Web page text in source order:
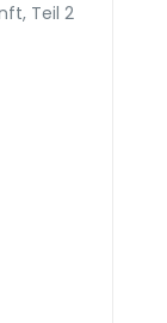
Teil 2